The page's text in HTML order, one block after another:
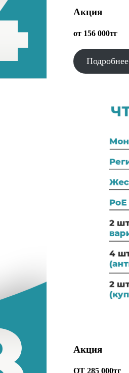
Акция
от 156 000тг
Подробнее
Акция
ОТ 285 000тг